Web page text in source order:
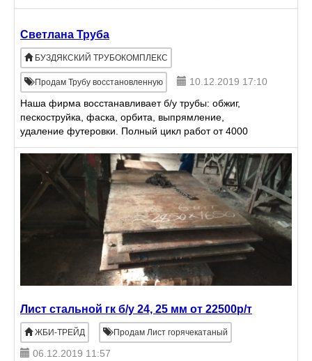
Качество - лежалое. Базис - Астрахань Сертификат.
Светлана Труба
БУЗДЯКСКИЙ ТРУБОКОМПЛЕКС
Продам Трубу восстановленную
10.12.2019 17:10
Наша фирма восстанавливает б/у трубы: обжиг,
пескоструйка, фаска, орбита, выпрямление,
удаление футеровки. Полный цикл работ от 4000
руб., а также продажа восстановленных труб.
Лист стальной гк б/у 24, 25 мм от 22500р/т
ЖБИ-ТРЕЙД Продам Лист горячекатаный
06.12.2019 11:57